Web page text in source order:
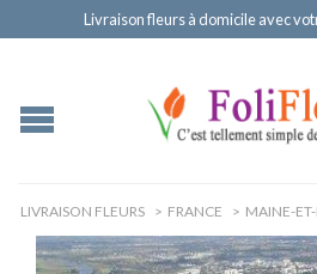
Livraison fleurs à domicile avec
LIVRAISON FLEURS > FRANCE > MAINE-